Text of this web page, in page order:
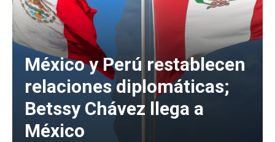
México y Perú restablecen
relaciones diplomáticas;
Betssy Chávez llega a
México